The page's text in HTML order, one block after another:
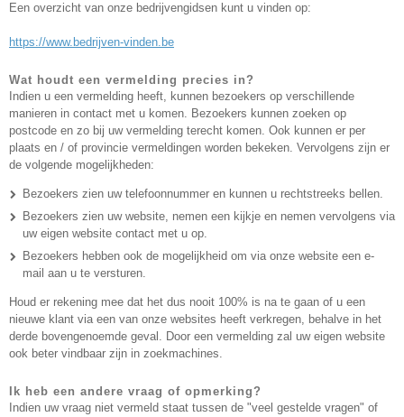
Een overzicht van onze bedrijvengidsen kunt u vinden op:
https://www.bedrijven-vinden.be
Wat houdt een vermelding precies in?
Indien u een vermelding heeft, kunnen bezoekers op verschillende
manieren in contact met u komen. Bezoekers kunnen zoeken op
postcode en zo bij uw vermelding terecht komen. Ook kunnen er per
plaats en / of provincie vermeldingen worden bekeken. Vervolgens zijn er
de volgende mogelijkheden:
Bezoekers zien uw telefoonnummer en kunnen u rechtstreeks bellen.
Bezoekers zien uw website, nemen een kijkje en nemen vervolgens via
uw eigen website contact met u op.
Bezoekers hebben ook de mogelijkheid om via onze website een e-
mail aan u te versturen.
Houd er rekening mee dat het dus nooit 100% is na te gaan of u een
nieuwe klant via een van onze websites heeft verkregen, behalve in het
derde bovengenoemde geval. Door een vermelding zal uw eigen website
ook beter vindbaar zijn in zoekmachines.
Ik heb een andere vraag of opmerking?
Indien uw vraag niet vermeld staat tussen de "veel gestelde vragen" of